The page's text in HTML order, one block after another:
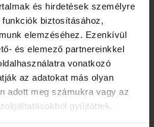
és hirdetések személyre
biztosításához,
elemzéséhez. Ezenkívül
és elemező partnereinkkel
vonatkozó
az adatokat más olyan
adott meg számukra vagy az
gyűjtöttek.
bizalommal –
azt a pótlást, ami
az életéhez.
András